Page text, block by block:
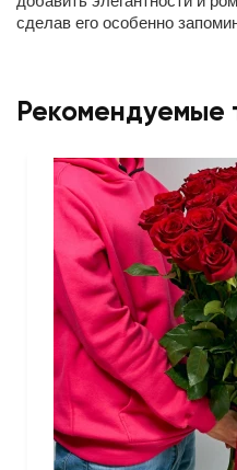
сделав его особенно
Рекомендуемые